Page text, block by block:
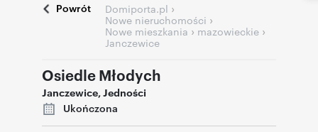
Powrót Domiporta.pl ›
Nowe nieruchomości ›
Nowe mieszkania › mazowieckie ›
Janczewice
Osiedle Młodych
Janczewice,Jedności
Ukończona